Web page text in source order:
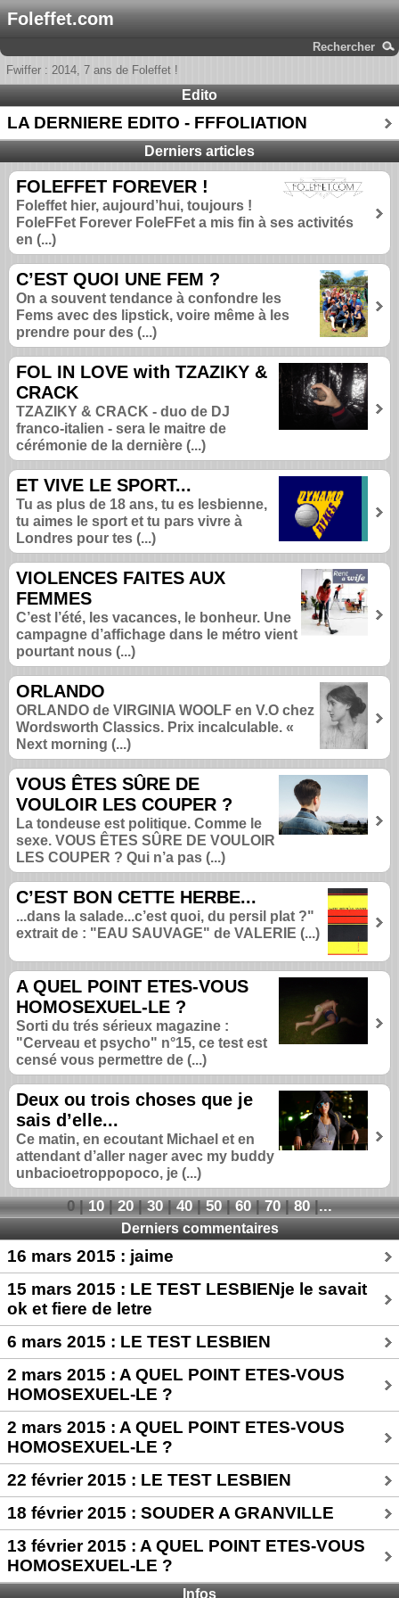
Foleffet.com
Rechercher
Fwiffer : 2014, 7 ans de Foleffet !
Edito
LA DERNIERE EDITO - FFFOLIATION
Derniers articles
FOLEFFET FOREVER !
Foleffet hier, aujourd’hui, toujours !
FoleFFet Forever FoleFFet a mis fin à ses activités
en (...)
C’EST QUOI UNE FEM ?
On a souvent tendance à confondre les
Fems avec des lipstick, voire même à les
prendre pour des (...)
FOL IN LOVE with TZAZIKY &
CRACK
TZAZIKY & CRACK - duo de DJ
franco-italien - sera le maitre de
cérémonie de la dernière (...)
ET VIVE LE SPORT...
Tu as plus de 18 ans, tu es lesbienne,
tu aimes le sport et tu pars vivre à
Londres pour tes (...)
VIOLENCES FAITES AUX
FEMMES
C’est l’été, les vacances, le bonheur. Une
campagne d’affichage dans le métro vient
pourtant nous (...)
ORLANDO
ORLANDO de VIRGINIA WOOLF en V.O chez
Wordsworth Classics. Prix incalculable. «
Next morning (...)
VOUS ÊTES SÛRE DE
VOULOIR LES COUPER ?
La tondeuse est politique. Comme le
sexe. VOUS ÊTES SÛRE DE VOULOIR
LES COUPER ? Qui n’a pas (...)
C’EST BON CETTE HERBE...
...dans la salade...c’est quoi, du persil plat ?"
extrait de : "EAU SAUVAGE" de VALERIE (...)
A QUEL POINT ETES-VOUS
HOMOSEXUEL-LE ?
Sorti du trés sérieux magazine :
"Cerveau et psycho" n°15, ce test est
censé vous permettre de (...)
Deux ou trois choses que je
sais d’elle...
Ce matin, en ecoutant Michael et en
attendant d’aller nager avec my buddy
unbacioetroppopoco, je (...)
0|10|20|30|40|50|60|70|80|...
Derniers commentaires
16 mars 2015 : jaime
15 mars 2015 : LE TEST LESBIENje le savait
ok et fiere de letre
6 mars 2015 : LE TEST LESBIEN
2 mars 2015 : A QUEL POINT ETES-VOUS
HOMOSEXUEL-LE ?
2 mars 2015 : A QUEL POINT ETES-VOUS
HOMOSEXUEL-LE ?
22 février 2015 : LE TEST LESBIEN
18 février 2015 : SOUDER A GRANVILLE
13 février 2015 : A QUEL POINT ETES-VOUS
HOMOSEXUEL-LE ?
Infos